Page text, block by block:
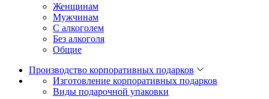
Женщинам
Мужчинам
С алкоголем
Без алкоголя
Общие
Производство корпоративных подарков
Изготовление корпоративных подарков
Виды подарочной упаковки